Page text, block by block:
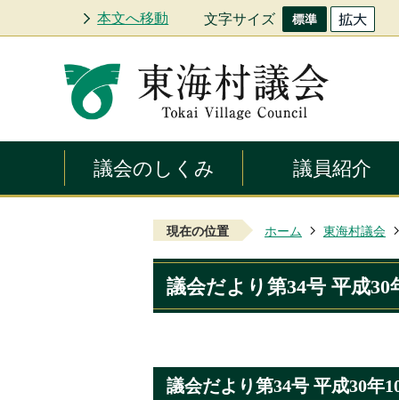
本文へ移動 文字サイズ
議会のしくみ 議員紹介
現在の位置 ホーム 東海村議会
議会だより第34号 平成30
議会だより第34号 平成30年